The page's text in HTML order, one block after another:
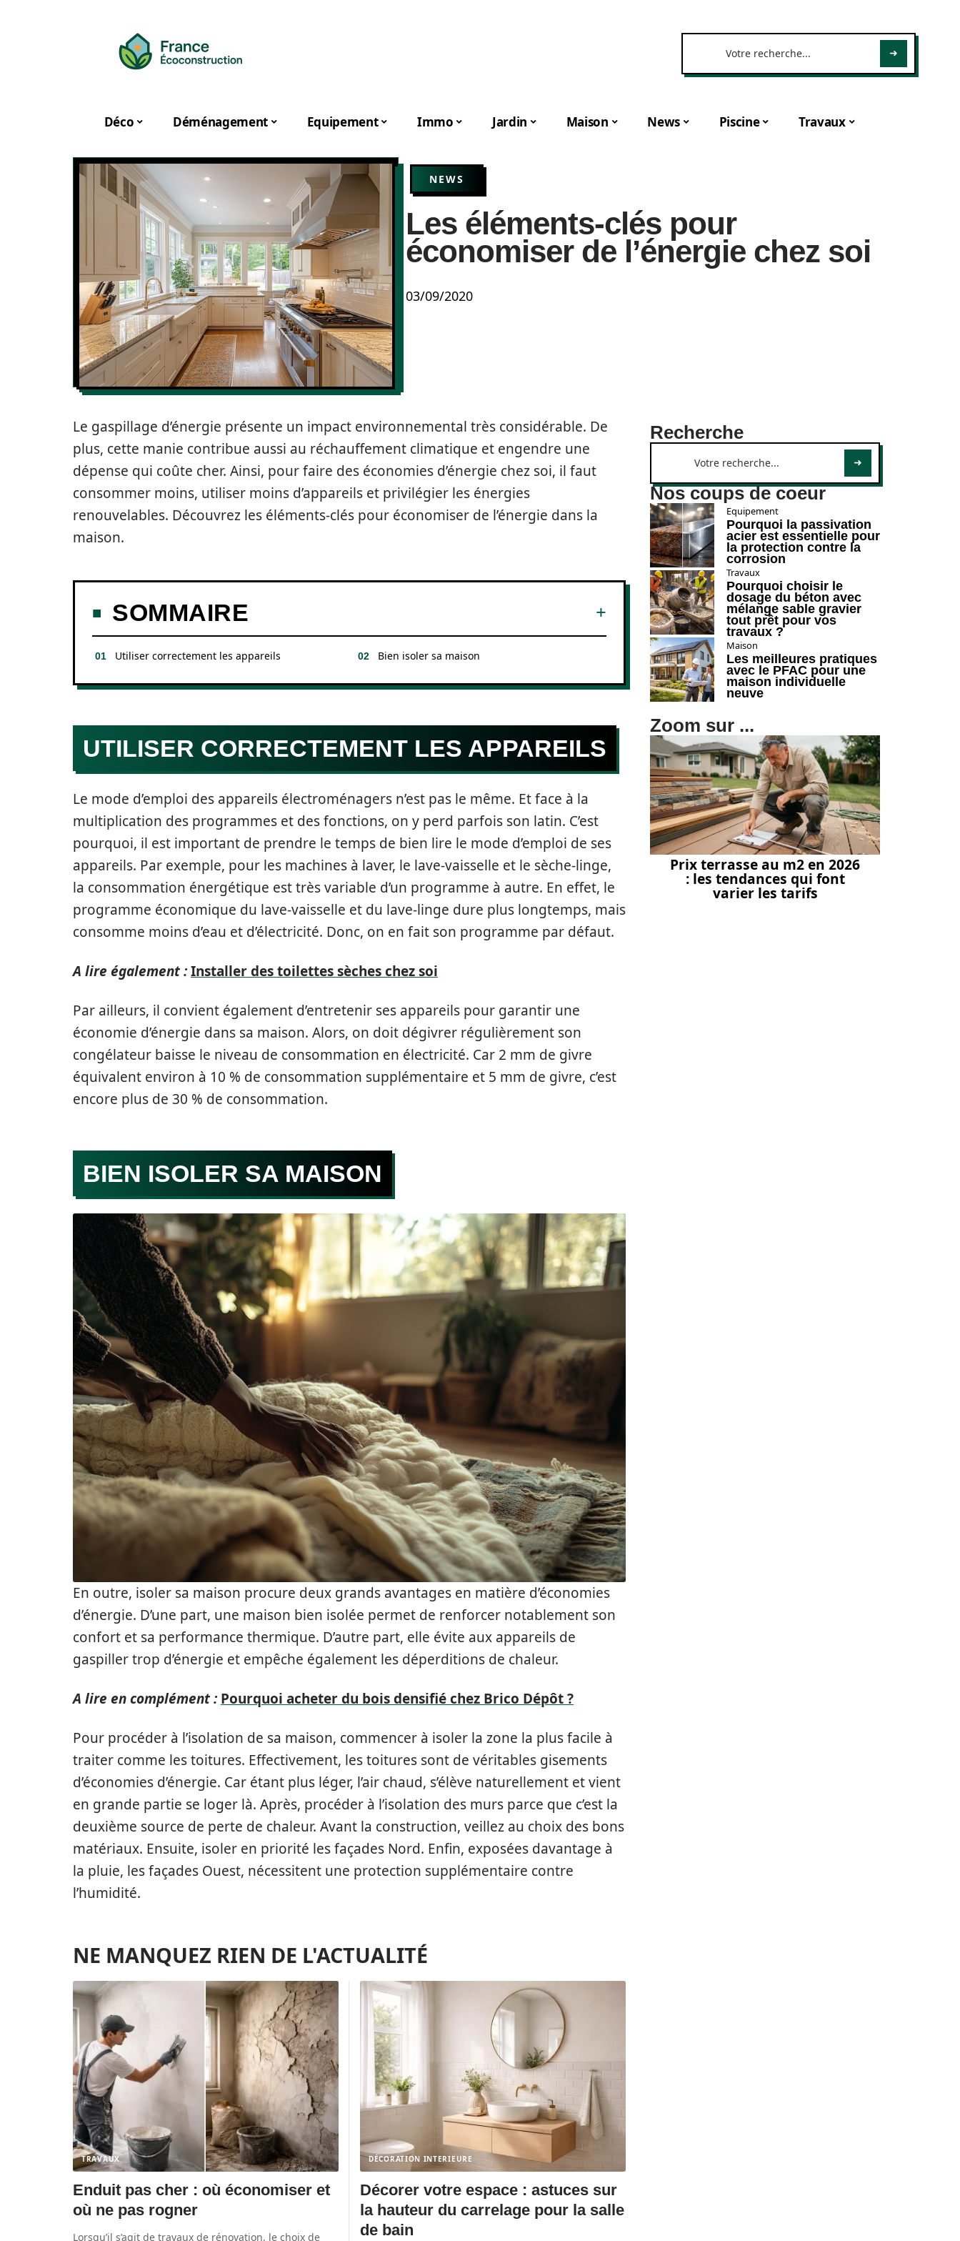
Déco Déménagement Equipement Immo Jardin Maison News Piscine Travaux
NEWS
Les éléments-clés pour
économiser de l’énergie chez soi
03/09/2020
Le gaspillage d’énergie présente un impact environnemental très considérable. De
plus, cette manie contribue aussi au réchauffement climatique et engendre une
dépense qui coûte cher. Ainsi, pour faire des économies d’énergie chez soi, il faut
consommer moins, utiliser moins d’appareils et privilégier les énergies
renouvelables. Découvrez les éléments-clés pour économiser de l’énergie dans la
maison.
SOMMAIRE
Utiliser correctement les appareils Bien isoler sa maison
UTILISER CORRECTEMENT LES APPAREILS
Le mode d’emploi des appareils électroménagers n’est pas le même. Et face à la
multiplication des programmes et des fonctions, on y perd parfois son latin. C’est
pourquoi, il est important de prendre le temps de bien lire le mode d’emploi de ses
appareils. Par exemple, pour les machines à laver, le lave-vaisselle et le sèche-linge,
la consommation énergétique est très variable d’un programme à autre. En effet, le
programme économique du lave-vaisselle et du lave-linge dure plus longtemps, mais
consomme moins d’eau et d’électricité. Donc, on en fait son programme par défaut.
A lire également :Installer des toilettes sèches chez soi
Par ailleurs, il convient également d’entretenir ses appareils pour garantir une
économie d’énergie dans sa maison. Alors, on doit dégivrer régulièrement son
congélateur baisse le niveau de consommation en électricité. Car 2 mm de givre
équivalent environ à 10 % de consommation supplémentaire et 5 mm de givre, c’est
encore plus de 30 % de consommation.
BIEN ISOLER SA MAISON
En outre, isoler sa maison procure deux grands avantages en matière d’économies
d’énergie. D’une part, une maison bien isolée permet de renforcer notablement son
confort et sa performance thermique. D’autre part, elle évite aux appareils de
gaspiller trop d’énergie et empêche également les déperditions de chaleur.
A lire en complément : Pourquoi acheter du bois densifié chez Brico Dépôt ?
Pour procéder à l’isolation de sa maison, commencer à isoler la zone la plus facile à
traiter comme les toitures. Effectivement, les toitures sont de véritables gisements
d’économies d’énergie. Car étant plus léger, l’air chaud, s’élève naturellement et vient
en grande partie se loger là. Après, procéder à l’isolation des murs parce que c’est la
deuxième source de perte de chaleur. Avant la construction, veillez au choix des bons
matériaux. Ensuite, isoler en priorité les façades Nord. Enfin, exposées davantage à
la pluie, les façades Ouest, nécessitent une protection supplémentaire contre
l’humidité.
NE MANQUEZ RIEN DE L'ACTUALITÉ
TRAVAUX
Enduit pas cher : où économiser et
où ne pas rogner
Lorsqu’il s’agit de travaux de rénovation, le choix de
DÉCORATION INTERIEURE
Décorer votre espace : astuces sur
la hauteur du carrelage pour la salle
de bain
Recherche
Nos coups de coeur
Equipement
Pourquoi la passivation
acier est essentielle pour
la protection contre la
corrosion
Travaux
Pourquoi choisir le
dosage du béton avec
mélange sable gravier
tout prêt pour vos
travaux ?
Maison
Les meilleures pratiques
avec le PFAC pour une
maison individuelle
neuve
Zoom sur ...
Prix terrasse au m2 en 2026
: les tendances qui font
varier les tarifs